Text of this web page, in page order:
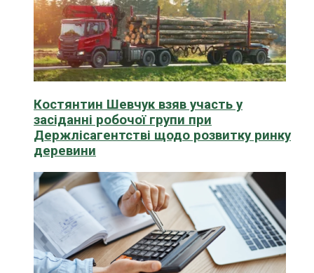
Костянтин Шевчук взяв участь у
засіданні робочої групи при
Держлісагентстві щодо розвитку ринку
деревини